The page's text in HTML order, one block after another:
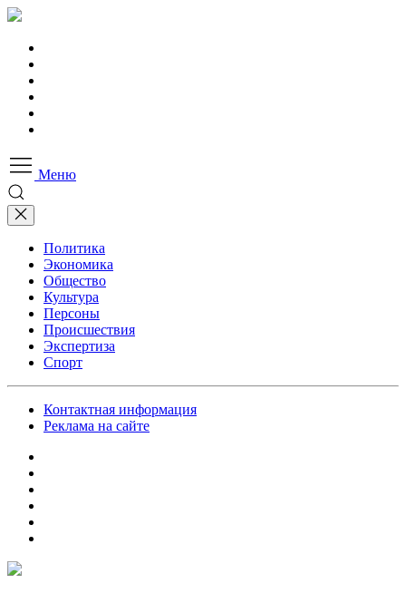
Меню
Политика
Экономика
Общество
Культура
Персоны
Происшествия
Экспертиза
Спорт
Контактная информация
Реклама на сайте